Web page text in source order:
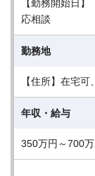
【勤務開始日】
応相談
勤務地
【住所】在宅可
年収・給与
350万円～700